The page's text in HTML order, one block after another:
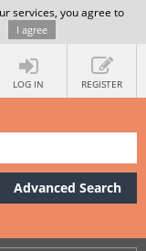
services, you agree to
I agree
LOG IN REGISTER
Advanced Search